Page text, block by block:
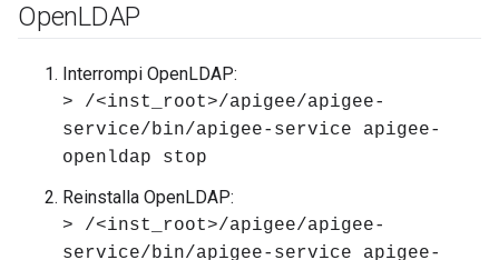
OpenLDAP
Interrompi OpenLDAP:
> /<inst_root>/apigee/apigee-
service/bin/apigee-service apigee-
openldap stop
Reinstalla OpenLDAP:
> /<inst_root>/apigee/apigee-
service/bin/apigee-service apigee-